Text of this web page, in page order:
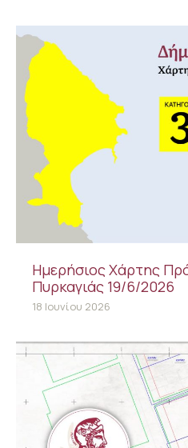
Ημερήσιος Χάρτης
Πυρκαγιάς 19/6/2026
18 Ιουνίου 2026